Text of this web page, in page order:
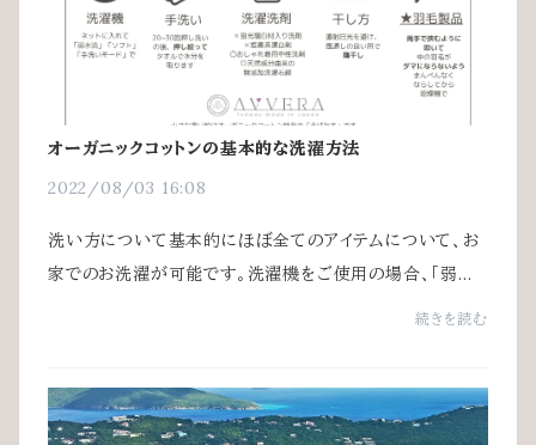
オーガニックコットンの基本的な洗濯方法
2022/08/03 16:08
洗い方について基本的にほぼ全てのアイテムについて、お
家でのお洗濯が可能です。洗濯機をご使用の場合、「弱水
流」「手洗いコース」などの設定をお選びいただきネットに
続きを読む